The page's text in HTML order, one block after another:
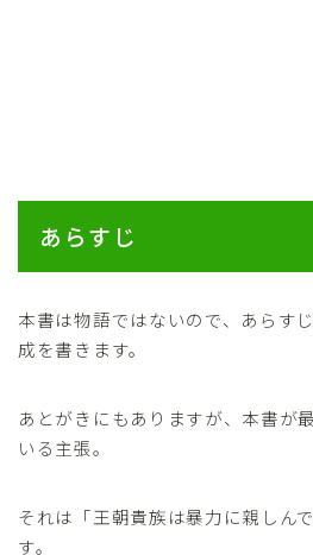
あらすじ
本書は物語ではないので、あらす
成を書きます。
あとがきにもありますが、本書が
いる主張。
それは「王朝貴族は暴力に親しん
す。